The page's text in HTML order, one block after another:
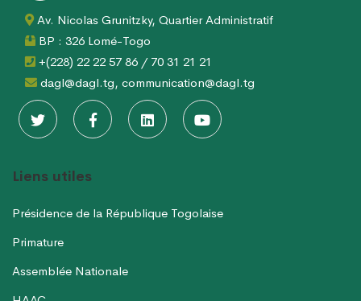
Av. Nicolas Grunitzky, Quartier Administratif
BP : 326 Lomé-Togo
+(228) 22 22 57 86 / 70 31 21 21
dagl@dagl.tg, communication@dagl.tg
Liens utiles
Présidence de la République Togolaise
Primature
Assemblée Nationale